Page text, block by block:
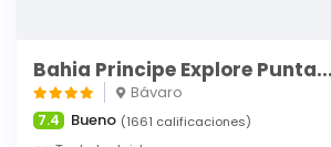
Bahia Principe Explore Punta...
Bávaro
7.4 Bueno (1661 calificaciones)